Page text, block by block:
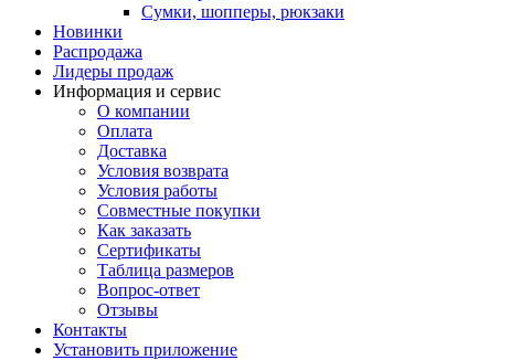
Сумки, шопперы, рюкзаки
Новинки
Распродажа
Лидеры продаж
Информация и сервис
О компании
Оплата
Доставка
Условия возврата
Условия работы
Совместные покупки
Как заказать
Сертификаты
Таблица размеров
Вопрос-ответ
Отзывы
Контакты
Установить приложение